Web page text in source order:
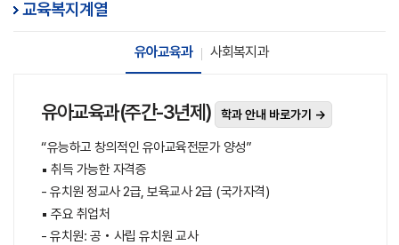
교육복지계열
유아교육과 사회복지과
유아교육과(주간-3년제) 학과 안내 바로가기 →
“유능하고 창의적인 유아교육전문가 양성”
▪ 취득 가능한 자격증
- 유치원 정교사 2급, 보육교사 2급 (국가자격)
▪ 주요 취업처
- 유치원: 공‧사립 유치원 교사